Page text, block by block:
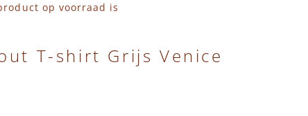
op voorraad is
T-shirt Grijs Venice